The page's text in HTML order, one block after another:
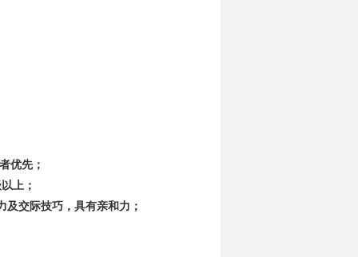
优先；
上；
交际技巧，具有亲和力；